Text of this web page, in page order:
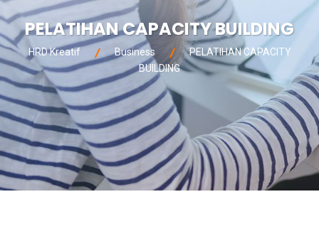
PELATIHAN CAPACITY BUILDING
HRD Kreatif Business
PELATIHAN CAPACITY
BUILDING